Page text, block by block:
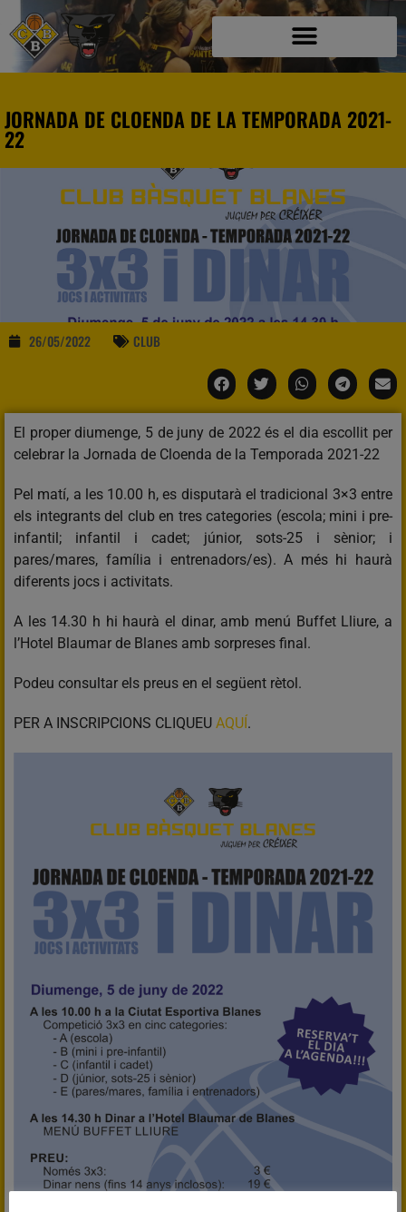
JORNADA DE CLOENDA DE LA TEMPORADA 2021-
22
26/05/2022 CLUB
El proper diumenge, 5 de juny de 2022 és el dia escollit per
celebrar la Jornada de Cloenda de la Temporada 2021-22
Pel matí, a les 10.00 h, es disputarà el tradicional 3×3 entre
els integrants del club en tres categories (escola; mini i pre-
infantil; infantil i cadet; júnior, sots-25 i sènior; i
pares/mares, família i entrenadors/es). A més hi haurà
diferents jocs i activitats.
A les 14.30 h hi haurà el dinar, amb menú Buffet Lliure, a
l’Hotel Blaumar de Blanes amb sorpreses final.
Podeu consultar els preus en el següent rètol.
PER A INSCRIPCIONS CLIQUEU AQUÍ.